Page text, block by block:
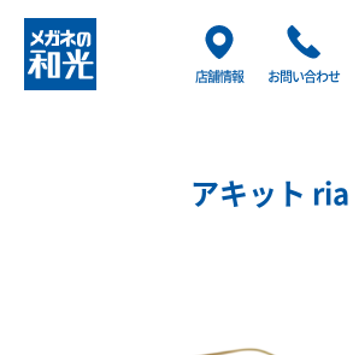
店舗情報 お問い合わせ
アキット ria